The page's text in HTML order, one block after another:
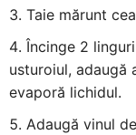
Taie mărunt
Încinge 2
usturoiul, adaugă
evaporă lichidul.
Adaugă vinul